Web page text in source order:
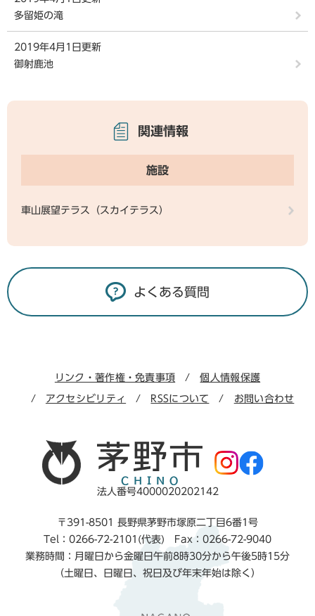
多留姫の滝
2019年4月1日更新
御射鹿池
関連情報
施設
車山展望テラス（スカイテラス）
よくある質問
リンク・著作権・免責事項 個人情報保護
アクセシビリティ RSSについて お問い合わせ
法人番号4000020202142
〒391-8501 長野県茅野市塚原二丁目6番1号
Tel：0266-72-2101(代表) Fax：0266-72-9040
業務時間：月曜日から金曜日午前8時30分から午後5時15分
（土曜日、日曜日、祝日及び年末年始は除く）